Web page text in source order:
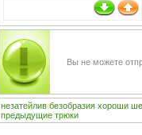
Вы не можете
незатейлив безобразия хороши
предыдущие трюки